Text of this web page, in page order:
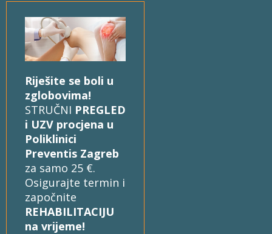
Riješite se boli u
zglobovima!
STRUČNI PREGLED
i UZV procjena u
Poliklinici
Preventis Zagreb
za samo 25 €.
Osigurajte termin i
započnite
REHABILITACIJU
na vrijeme!